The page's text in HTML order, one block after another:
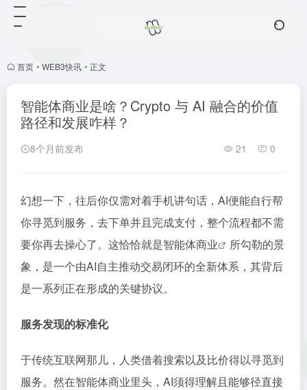
首页 • WEB3快讯 • 正文
智能体商业是啥？Crypto 与 AI 融合的价值
路径和发展咋样？
8个月前发布 21 0
幻想一下，往后你仅需对着手机讲句话，AI便能自行帮
你寻觅到服务，去下单并且完成支付，整个流程都不需
要你再去操心了。这恰恰就是智能体商业
所勾勒的景
象，是一个由AI自主推动交易闭环的全新体系，其背后
是一系列正在形成的关键协议。
服务发现的标准化
于传统互联网那儿，人类借着搜索以及比价得以寻觅到
服务。然在智能体商业里头，AI须得理解且能够径直接